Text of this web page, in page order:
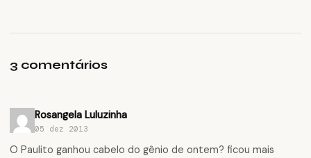
3 comentários
Rosangela Luluzinha
05 dez 2013
O Paulito ganhou cabelo do gênio de ontem? ficou mais